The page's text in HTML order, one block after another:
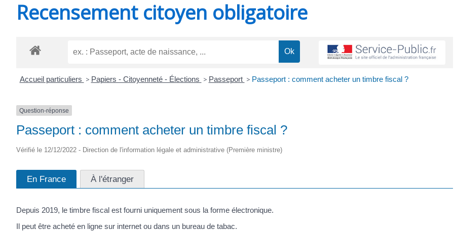
THÉNAC
Recensement citoyen obligatoire
Accueil particuliers > Papiers - Citoyenneté - Élections > Passeport > Passeport : comment acheter un timbre fiscal ?
Question-réponse
Passeport : comment acheter un timbre fiscal ?
Vérifié le 12/12/2022 - Direction de l'information légale et administrative (Première ministre)
En France À l'étranger
Depuis 2019, le timbre fiscal est fourni uniquement sous la forme électronique.
Il peut être acheté en ligne sur internet ou dans un bureau de tabac.